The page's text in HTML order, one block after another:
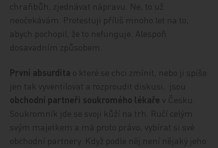
chraňbůh, zjednávat nápravu. Ne, to už
neočekávám. Protestuji příliš mnoho let na to,
abych pochopil, že to nefunguje. Alespoň
dosavadním způsobem.
První absurdita o které se chci zmínit, nebo ji spíše
jen tak vyventilovat a rozproudit diskusi, jsou
obchodní partneři soukromého lékaře v Česku.
Soukromník jde se svoji kůží na trh. Ručí celým
svým majetkem a má proto právo, vybírat si své
obchodní partnery. Když podle něj není nějaký jeho